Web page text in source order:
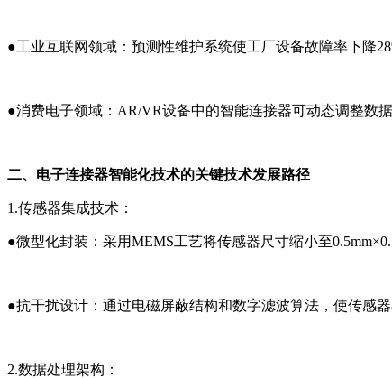
●工业互联网领域：预测性维护系统使工厂设备故障率下降
●消费电子领域：AR/VR设备中的智能连接器可动态调整数
二、 电子连接器智能化技术的关键技术发展路径
1.传感器集成技术 ：
●微型化封装：采用MEMS工艺将传感器尺寸缩小至
●抗干扰设计：通过电磁屏蔽结构和数字滤波算法，使传感
2.数据处理架构 ：